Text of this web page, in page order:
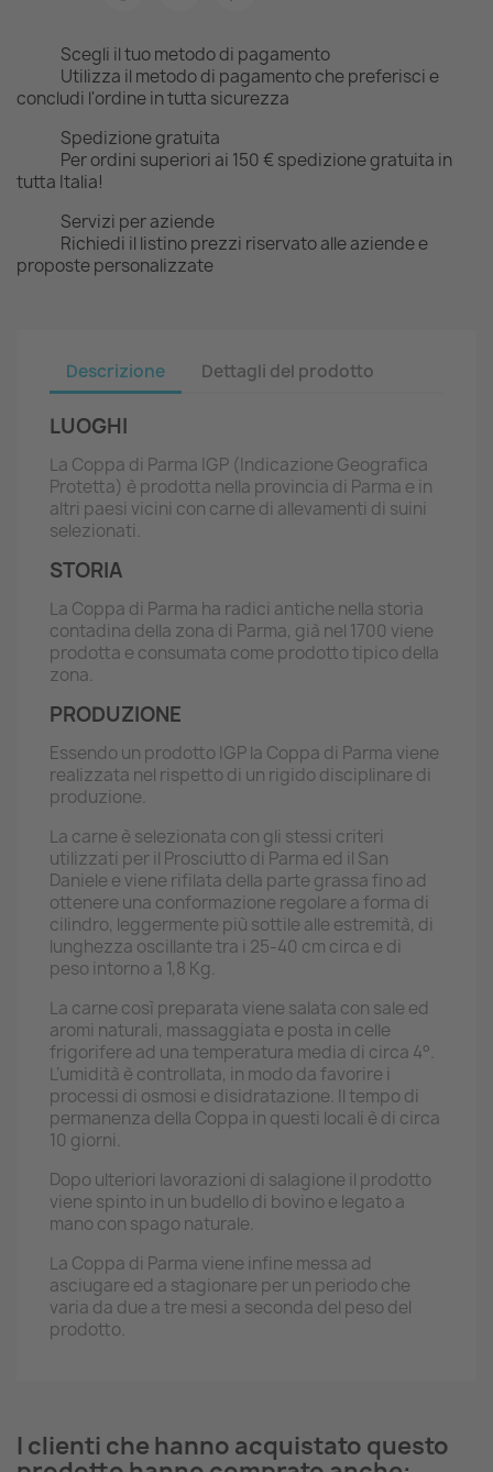
Scegli il tuo metodo di pagamento
Utilizza il metodo di pagamento che preferisci e
concludi l'ordine in tutta sicurezza
Spedizione gratuita
Per ordini superiori ai 150 € spedizione gratuita in
tutta Italia!
Servizi per aziende
Richiedi il listino prezzi riservato alle aziende e
proposte personalizzate
Descrizione Dettagli del prodotto
LUOGHI
La Coppa di Parma IGP (Indicazione Geografica
Protetta) è prodotta nella provincia di Parma e in
altri paesi vicini con carne di allevamenti di suini
selezionati.
STORIA
La Coppa di Parma ha radici antiche nella storia
contadina della zona di Parma, già nel 1700 viene
prodotta e consumata come prodotto tipico della
zona.
PRODUZIONE
Essendo un prodotto IGP la Coppa di Parma viene
realizzata nel rispetto di un rigido disciplinare di
produzione.
La carne è selezionata con gli stessi criteri
utilizzati per il Prosciutto di Parma ed il San
Daniele e viene rifilata della parte grassa fino ad
ottenere una conformazione regolare a forma di
cilindro, leggermente più sottile alle estremità, di
lunghezza oscillante tra i 25-40 cm circa e di
peso intorno a 1,8 Kg.
La carne così preparata viene salata con sale ed
aromi naturali, massaggiata e posta in celle
frigorifere ad una temperatura media di circa 4°.
L’umidità è controllata, in modo da favorire i
processi di osmosi e disidratazione. Il tempo di
permanenza della Coppa in questi locali è di circa
10 giorni.
Dopo ulteriori lavorazioni di salagione il prodotto
viene spinto in un budello di bovino e legato a
mano con spago naturale.
La Coppa di Parma viene infine messa ad
asciugare ed a stagionare per un periodo che
varia da due a tre mesi a seconda del peso del
prodotto.
I clienti che hanno acquistato questo